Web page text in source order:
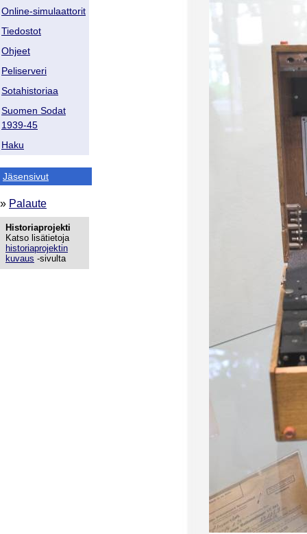
Online-simulaattorit
Tiedostot
Ohjeet
Peliserveri
Sotahistoriaa
Suomen Sodat
1939-45
Haku
Jäsensivut
» Palaute
Historiaprojekti
Katso lisätietoja
historiaprojektin
kuvaus -sivulta